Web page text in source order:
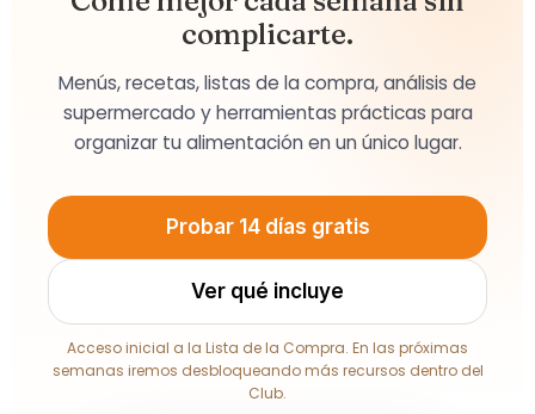
complicarte.
Menús, recetas, listas de la compra, análisis de
supermercado y herramientas prácticas para
organizar tu alimentación en un único lugar.
Probar 14 días gratis
Ver qué incluye
Acceso inicial a la Lista de la Compra. En las próximas
semanas iremos desbloqueando más recursos dentro del
Club.